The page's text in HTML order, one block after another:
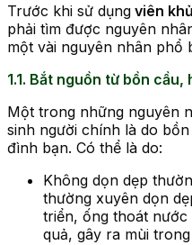
Trước khi sử dụng viên
phải tìm được nguyên
một vài nguyên nhân phổ
1.1. Bắt nguồn từ bồn cầu,
Một trong những nguyên
sinh người chính là do
đình bạn. Có thể là do:
Không dọn dẹp
thường xuyên dọn
triển, ống thoát
quả, gây ra mùi